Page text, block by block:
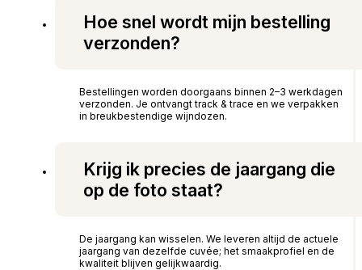
Hoe snel wordt mijn bestelling
verzonden?
Bestellingen worden doorgaans binnen 2–3 werkdagen
verzonden. Je ontvangt track & trace en we verpakken
in breukbestendige wijndozen.
Krijg ik precies de jaargang die
op de foto staat?
De jaargang kan wisselen. We leveren altijd de actuele
jaargang van dezelfde cuvée; het smaakprofiel en de
kwaliteit blijven gelijkwaardig.